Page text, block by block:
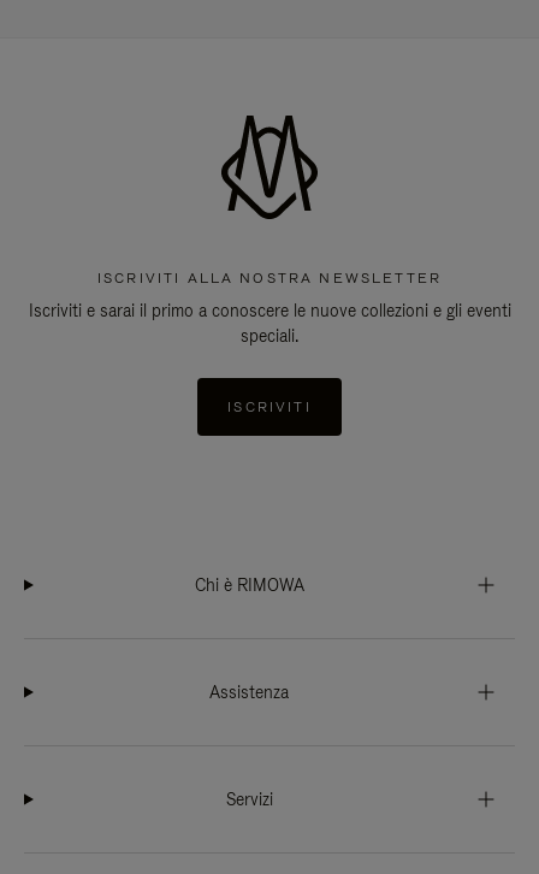
ISCRIVITI ALLA NOSTRA NEWSLETTER
Iscriviti e sarai il primo a conoscere le nuove collezioni e gli eventi
speciali.
ISCRIVITI
Chi è RIMOWA
Assistenza
Servizi